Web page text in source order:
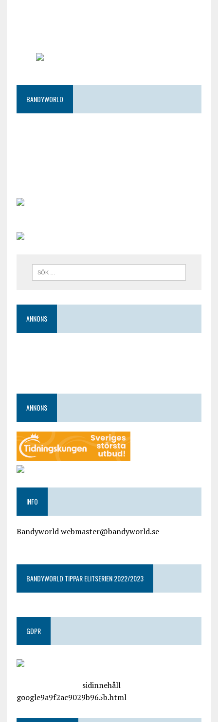
BANDYWORLD
ANNONS
ANNONS
INFO
Bandyworld webmaster@bandyworld.se
BANDYWORLD TIPPAR ELITSERIEN 2022/2023
GDPR
sidinnehåll
google9a9f2ac9029b965b.html